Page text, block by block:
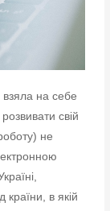
взяла на себе
свій
не
країни, в якій